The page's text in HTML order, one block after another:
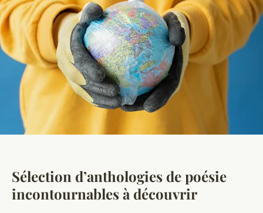
Sélection d’anthologies de poésie
incontournables à découvrir